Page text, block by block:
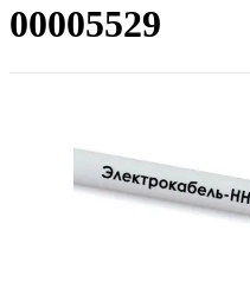
00005529